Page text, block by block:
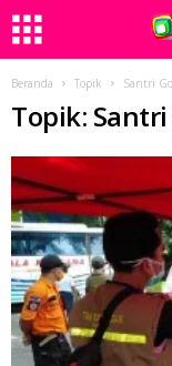
Beranda Topik Santri
Topik: